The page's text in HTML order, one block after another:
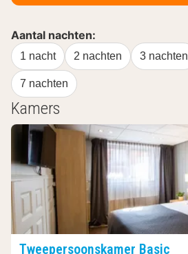
Aantal nachten:
1 nacht 2 nachten 3 nachten
7 nachten
Kamers
Tweepersoonskamer Basic